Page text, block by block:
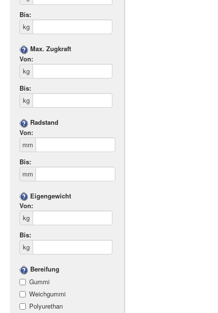
Bis:
kg
Max. Zugkraft
Von:
kg
Bis:
kg
Radstand
Von:
mm
Bis:
mm
Eigengewicht
Von:
kg
Bis:
kg
Bereifung
Gummi
Weichgummi
Polyurethan